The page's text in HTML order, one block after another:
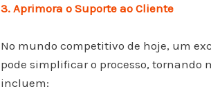
3. Aprimora o Suporte ao Cliente
No mundo competitivo de hoje, um
pode simplificar o processo, tornando
incluem: